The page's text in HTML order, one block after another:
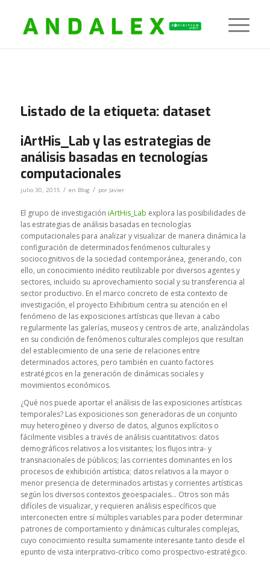
Listado de la etiqueta: dataset
iArtHis_Lab y las estrategias de
análisis basadas en tecnologías
computacionales
julio 30, 2015 / en Blog / por Javier
El grupo de investigación iArtHis_Lab explora las posibilidades de
las estrategias de análisis basadas en tecnologías
computacionales para analizar y visualizar de manera dinámica la
configuración de determinados fenómenos culturales y
sociocognitivos de la sociedad contemporánea, generando, con
ello, un conocimiento inédito reutilizable por diversos agentes y
sectores, incluido su aprovechamiento social y su transferencia al
sector productivo. En el marco concreto de esta contexto de
investigación, el proyecto Exhibitium centra su atención en el
fenómeno de las exposiciones artísticas que llevan a cabo
regularmente las galerías, museos y centros de arte, analizándolas
en su condición de fenómenos culturales complejos que resultan
del establecimiento de una serie de relaciones entre
determinados actores, pero también en cuanto factores
estratégicos en la generación de dinámicas sociales y
movimientos económicos.
¿Qué nos puede aportar el análisis de las exposiciones artísticas
temporales? Las exposiciones son generadoras de un conjunto
muy heterogéneo y diverso de datos, algunos explícitos o
fácilmente visibles a través de análisis cuantitativos: datos
demográficos relativos a los visitantes; los flujos intra- y
transnacionales de públicos; las corrientes dominantes en los
procesos de exhibición artística; datos relativos a la mayor o
menor presencia de determinados artistas y corrientes artísticas
según los diversos contextos geoespaciales… Otros son más
difíciles de visualizar, y requieren análisis específicos que
interconecten entre sí múltiples variables para poder determinar
patrones de comportamiento y dinámicas culturales complejas,
cuyo conocimiento resulta sumamente interesante tanto desde el
epunto de vista interprativo-crítico como prospectivo-estratégico.